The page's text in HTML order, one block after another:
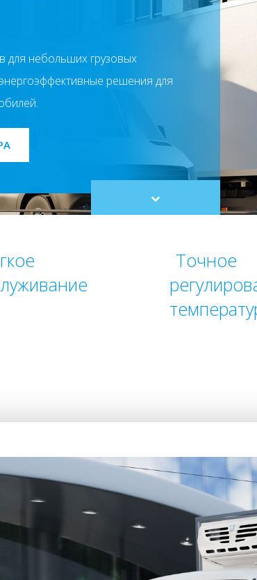
для небольших грузовых
решения для
Scroll
to
Точное